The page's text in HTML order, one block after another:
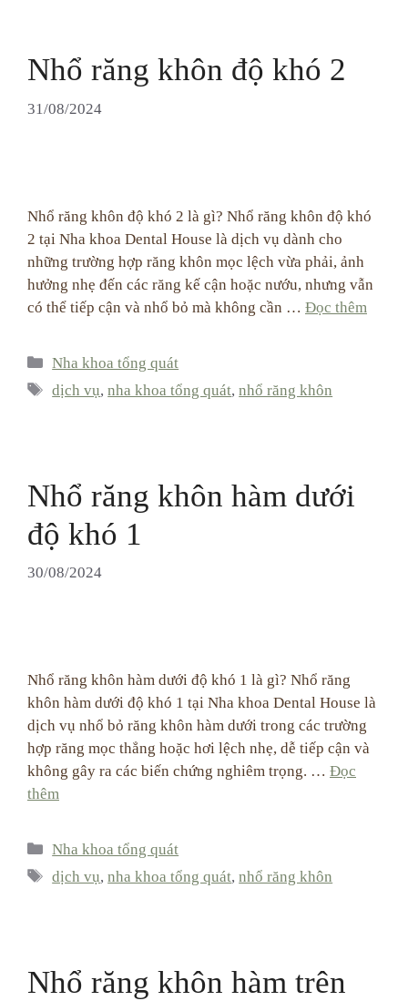
Nhổ răng khôn độ khó 2
31/08/2024
Nhổ răng khôn độ khó 2 là gì? Nhổ răng khôn độ khó
2 tại Nha khoa Dental House là dịch vụ dành cho
những trường hợp răng khôn mọc lệch vừa phải, ảnh
hưởng nhẹ đến các răng kế cận hoặc nướu, nhưng vẫn
có thể tiếp cận và nhổ bỏ mà không cần … Đọc thêm
Categories
Nha khoa tổng quát
Tags
dịch vụ,nha khoa tổng quát,nhổ răng khôn
Nhổ răng khôn hàm dưới
độ khó 1
30/08/2024
Nhổ răng khôn hàm dưới độ khó 1 là gì? Nhổ răng
khôn hàm dưới độ khó 1 tại Nha khoa Dental House là
dịch vụ nhổ bỏ răng khôn hàm dưới trong các trường
hợp răng mọc thẳng hoặc hơi lệch nhẹ, dễ tiếp cận và
không gây ra các biến chứng nghiêm trọng. … Đọc
thêm
Categories
Nha khoa tổng quát
Tags
dịch vụ,nha khoa tổng quát,nhổ răng khôn
Nhổ răng khôn hàm trên